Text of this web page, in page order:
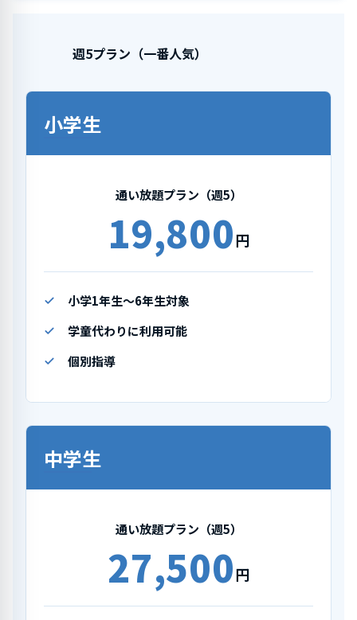
週5プラン（一番人気）
小学生
通い放題プラン（週5）
19,800円
小学1年生〜6年生対象
学童代わりに利用可能
個別指導
中学生
通い放題プラン（週5）
27,500円